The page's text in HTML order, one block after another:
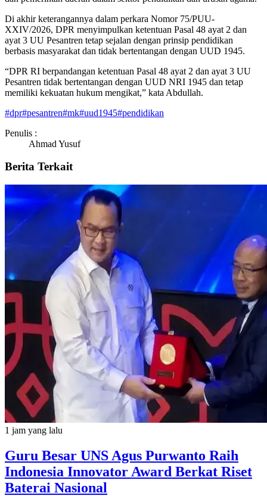
Di akhir keterangannya dalam perkara Nomor 75/PUU-
XXIV/2026, DPR menyimpulkan ketentuan Pasal 48 ayat 2 dan
ayat 3 UU Pesantren tetap sejalan dengan prinsip pendidikan
berbasis masyarakat dan tidak bertentangan dengan UUD 1945.
“DPR RI berpandangan ketentuan Pasal 48 ayat 2 dan ayat 3 UU
Pesantren tidak bertentangan dengan UUD NRI 1945 dan tetap
memiliki kekuatan hukum mengikat,” kata Abdullah.
#dpr#pesantren#mk#uud1945#pendidikan
Penulis :
Ahmad Yusuf
Berita Terkait
1 jam yang lalu
Guru Besar UNS Agus Purwanto Raih
Indonesia Innovator Award Berkat Riset
Baterai Nasional